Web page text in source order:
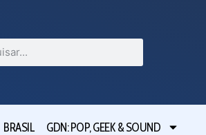
BRASIL GDN: POP, GEEK & SOUND